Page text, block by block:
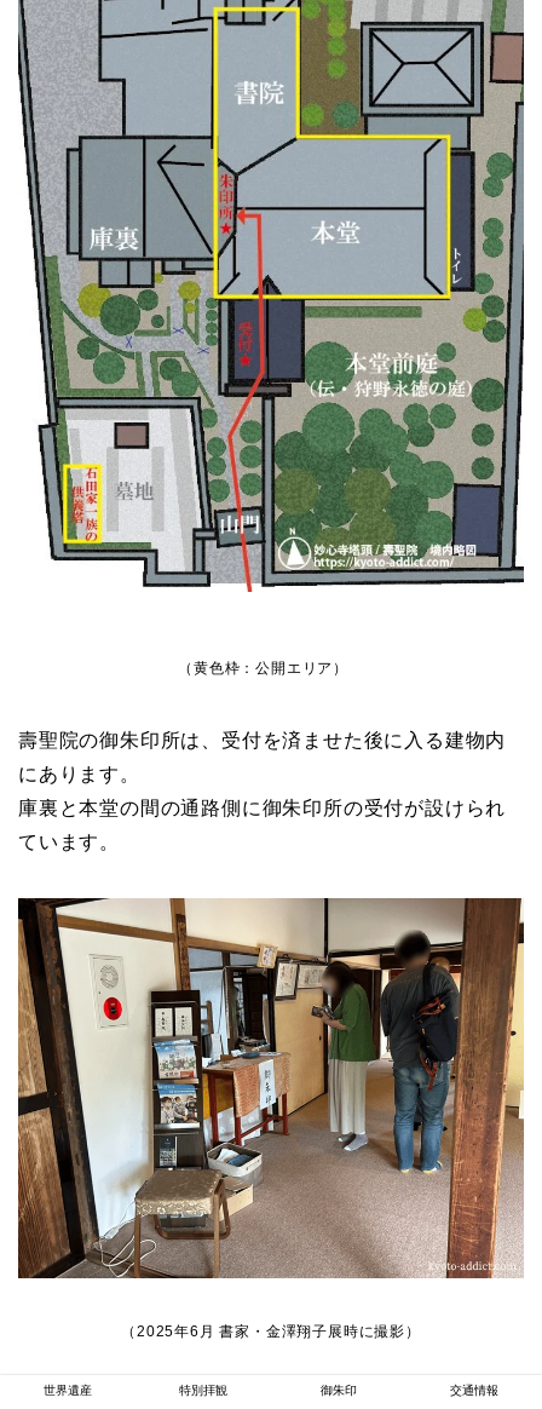
（黄色枠：公開エリア）
壽聖院の御朱印所は、受付を済ませた後に入る建物内
にあります。
庫裏と本堂の間の通路側に御朱印所の受付が設けられ
ています。
（2025年6月 書家・金澤翔子展時に撮影）
世界遺産 特別拝観 御朱印 交通情報